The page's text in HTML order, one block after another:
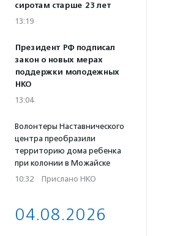
сиротам старше 23 лет
13:19
Президент РФ подписал
закон о новых мерах
поддержки молодежных
НКО
13:04
Волонтеры Наставнического
центра преобразили
территорию дома ребенка
при колонии в Можайске
10:32 · Прислано НКО
04.08.2026